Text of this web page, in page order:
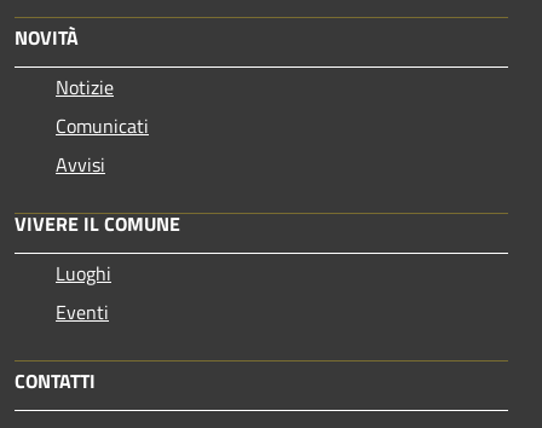
NOVITÀ
Notizie
Comunicati
Avvisi
VIVERE IL COMUNE
Luoghi
Eventi
CONTATTI